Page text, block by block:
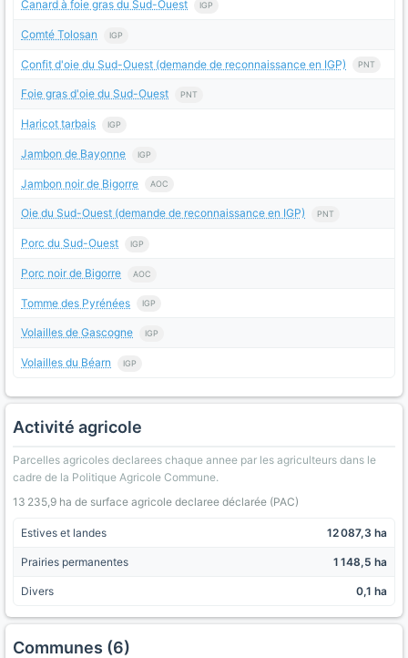
Canard à foie gras du Sud-Ouest IGP
Comté Tolosan IGP
Confit d'oie du Sud-Ouest (demande de reconnaissance en IGP) PNT
Foie gras d'oie du Sud-Ouest PNT
Haricot tarbais IGP
Jambon de Bayonne IGP
Jambon noir de Bigorre AOC
Oie du Sud-Ouest (demande de reconnaissance en IGP) PNT
Porc du Sud-Ouest IGP
Porc noir de Bigorre AOC
Tomme des Pyrénées IGP
Volailles de Gascogne IGP
Volailles du Béarn IGP
Activité agricole
Parcelles agricoles declarees chaque annee par les agriculteurs dans le
cadre de la Politique Agricole Commune.
13 235,9 ha de surface agricole declaree déclarée (PAC)
Estives et landes 12 087,3 ha
Prairies permanentes 1 148,5 ha
Divers 0,1 ha
Communes (6)